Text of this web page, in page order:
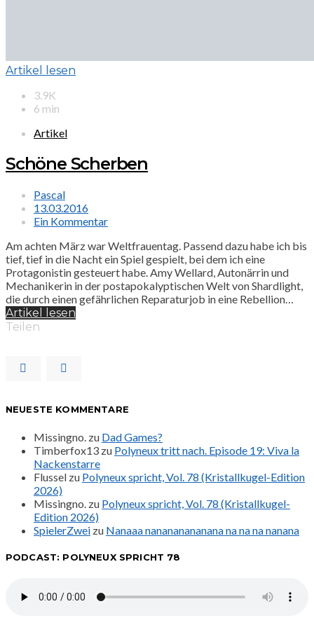
Artikel lesen
3.9K
6 min
Artikel
Schöne Scherben
Pascal
13.03.2016
Ein Kommentar
Am achten März war Weltfrauentag. Passend dazu habe ich bis
tief, tief in die Nacht ein Spiel gespielt, bei dem ich eine
Protagonistin gesteuert habe. Amy Wellard, Autonärrin und
Mechanikerin in der postapokalyptischen Welt von Shardlight,
die durch einen gefährlichen Reparaturjob in eine Rebellion…
Artikel lesen
Teilen
NEUESTE KOMMENTARE
Missingno. zu Dad Games?
Timberfox13 zu Polyneux tritt nach. Episode 19: Viva la
Nackenstarre
Flussel zu Polyneux spricht, Vol. 78 (Kristallkugel-Edition
2026)
Missingno. zu Polyneux spricht, Vol. 78 (Kristallkugel-
Edition 2026)
SpielerZwei zu Nanaaa nanananananana na na na nanana
PODCAST: POLYNEUX SPRICHT 78